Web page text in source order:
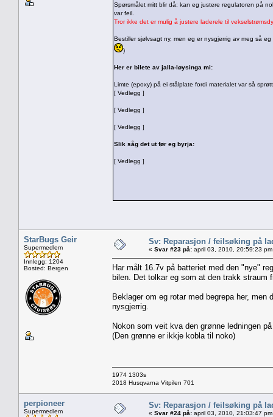
Spørsmålet mitt blir då: kan eg justere regulatoren på
var feil.
Tror ikke det er mulig å justere laderele til
Bestiller sjølvsagt ny, men eg er nysgjerrig av meg så
)
Her er bilete av jalla-løysinga mi:
Limte (epoxy) på ei stålplate fordi materialet var så
[ Vedlegg ]
[ Vedlegg ]
[ Vedlegg ]
Slik såg det ut før eg byrja:
[ Vedlegg ]
StarBugs Geir
Supermedlem
Innlegg: 1204
Bosted: Bergen
Sv: Reparasjon / feilsøking på
« Svar #23 på: april 03, 2010, 20:59:23
Har målt 16.7v på batteriet med den "nye"
bilen. Det tolkar eg som at den trakk straum
Beklager om eg rotar med begrepa her,
nysgjerrig.
Nokon som veit kva den grønne ledningen
(Den grønne er ikkje kobla til noko)
1974 1303s
2018 Husqvarna Vitpilen 701
perpioneer
Supermedlem
Sv: Reparasjon / feilsøking på
« Svar #24 på: april 03, 2010, 21:03:47